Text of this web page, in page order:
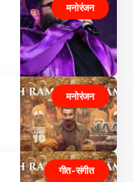
मनोरंजन
मनोरंजन
गीत-संगीत